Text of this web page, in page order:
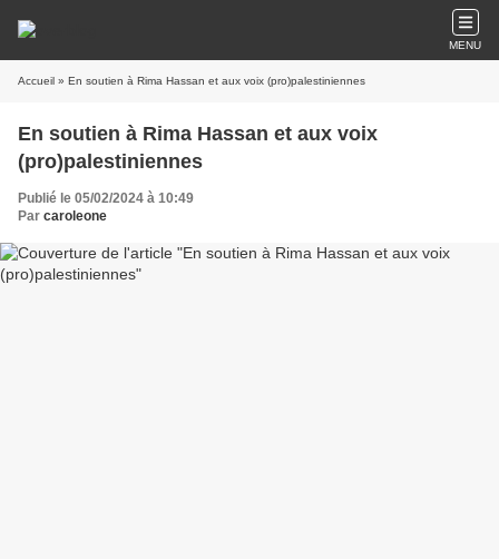
MENU
Accueil » En soutien à Rima Hassan et aux voix (pro)palestiniennes
En soutien à Rima Hassan et aux voix
(pro)palestiniennes
Publié le 05/02/2024 à 10:49
Par caroleone